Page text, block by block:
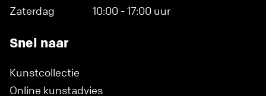
Zaterdag
10:00 - 17:00 uur
Snel naar
Kunstcollectie
Online kunstadvies